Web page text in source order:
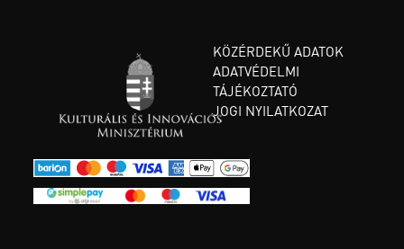
KÖZÉRDEKŰ ADATOK
ADATVÉDELMI
TÁJÉKOZTATÓ
JOGI NYILATKOZAT